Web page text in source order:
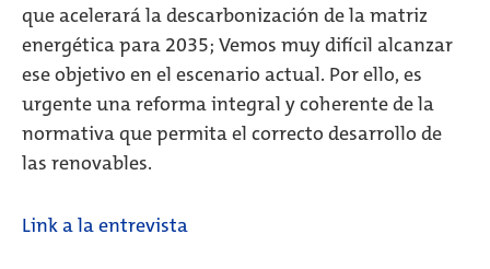
que acelerará la descarbonización de la matriz
energética para 2035; Vemos muy difícil alcanzar
ese objetivo en el escenario actual. Por ello, es
urgente una reforma integral y coherente de la
normativa que permita el correcto desarrollo de
las renovables.
Link a la entrevista